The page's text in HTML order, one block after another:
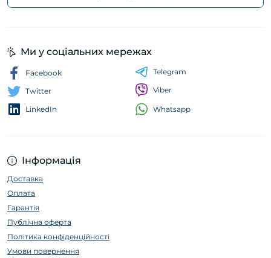
Інформація
Доставка
Оплата
Гарантія
Публічна оферта
Політика конфіденційності
Умови повернення
Ми у соціальних мережах
Facebook
Twitter
LinkedIn
Telegram
Viber
Whatsapp